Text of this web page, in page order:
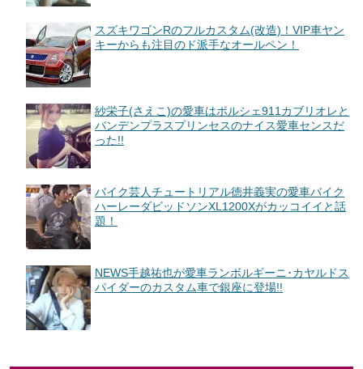
スズキワゴンRのフルカスタム(改造)！VIP車ヤン
キーからも注目のド派手なオールペン！
紗栄子(さえこ)の愛車はポルシェ911カブリオレと
バンデンプラスプリンセスのナイス愛車センスだ
った!!
バイク芸人チュートリアル徳井義実の愛車バイク
ハーレーダビッドソンXL1200Xがカッコイイと話
題！
NEWS手越祐也が愛車ランボルギーニ･カヤルドス
パイダーのカスタム車で銀座に登場!!